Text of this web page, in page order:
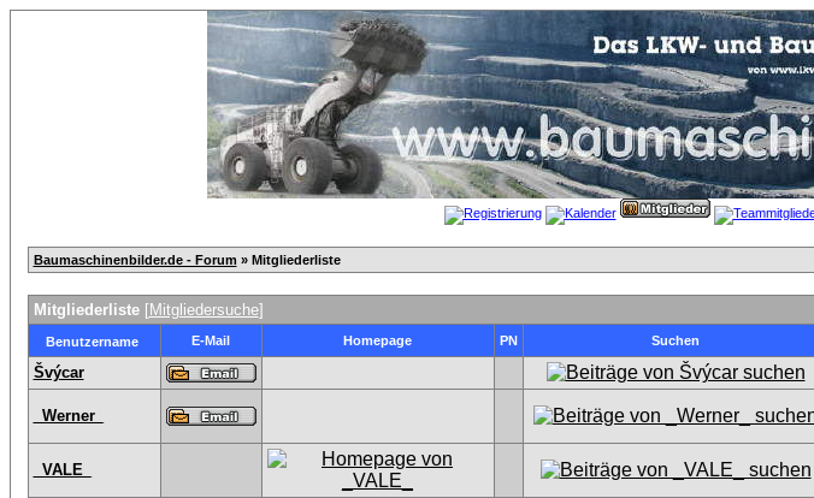
Baumaschinenbilder.de - Forum » Mitgliederliste
Mitgliederliste[Mitgliedersuche]
Benutzername E-Mail Homepage PN Suchen
Švýcar
_Werner_
_VALE_